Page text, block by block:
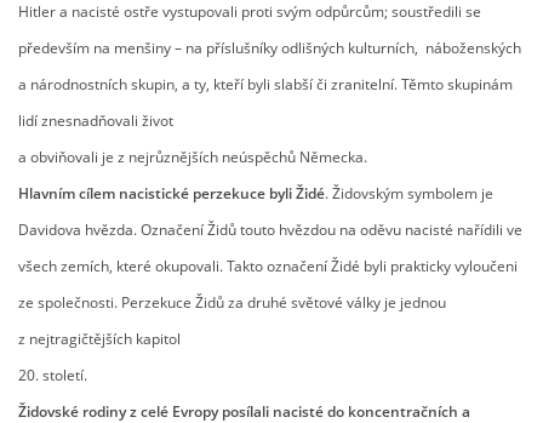
PŘEDŠKOLÁCI
JAK MOTIVOVAT DÍTĚ KE ČTENÍ
REZERVAČNÍ SYSTÉM SPORTOVNÍ HALY
NEPOTŘEBNÝ MAJETEK
Hitler a nacisté ostře vystupovali proti svým odpůrcům; soustředili se
především na menšiny – na příslušníky odlišných kulturních, náboženských
a národnostních skupin, a ty, kteří byli slabší či zranitelní. Těmto skupinám
lidí znesnadňovali život
a obviňovali je z nejrůznějších neúspěchů Německa.
Hlavním cílem nacistické perzekuce byli Židé. Židovským symbolem je
Davidova hvězda. Označení Židů touto hvězdou na oděvu nacisté nařídili ve
všech zemích, které okupovali. Takto označení Židé byli prakticky vyloučeni
ze společnosti. Perzekuce Židů za druhé světové války je jednou
z nejtragičtějších kapitol
20. století.
Židovské rodiny z celé Evropy posílali nacisté do koncentračních a